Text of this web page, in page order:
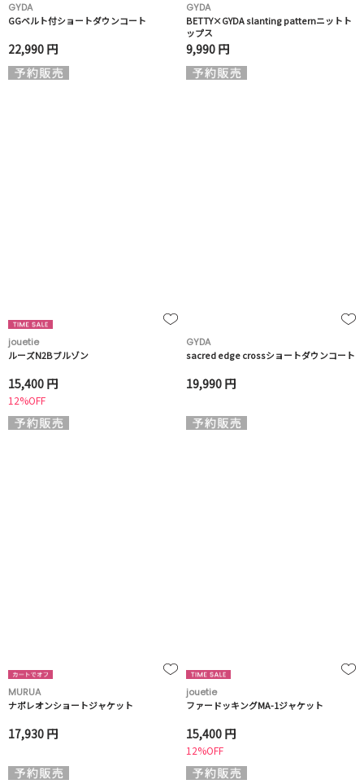
GYDA
GGベルト付ショートダウンコート
22,990 円
GYDA
BETTY×GYDA slanting patternニットト
ップス
9,990 円
jouetie
ルーズN2Bブルゾン
15,400 円
12%OFF
GYDA
sacred edge crossショートダウンコート
19,990 円
MURUA
ナポレオンショートジャケット
17,930 円
jouetie
ファードッキングMA-1ジャケット
15,400 円
12%OFF